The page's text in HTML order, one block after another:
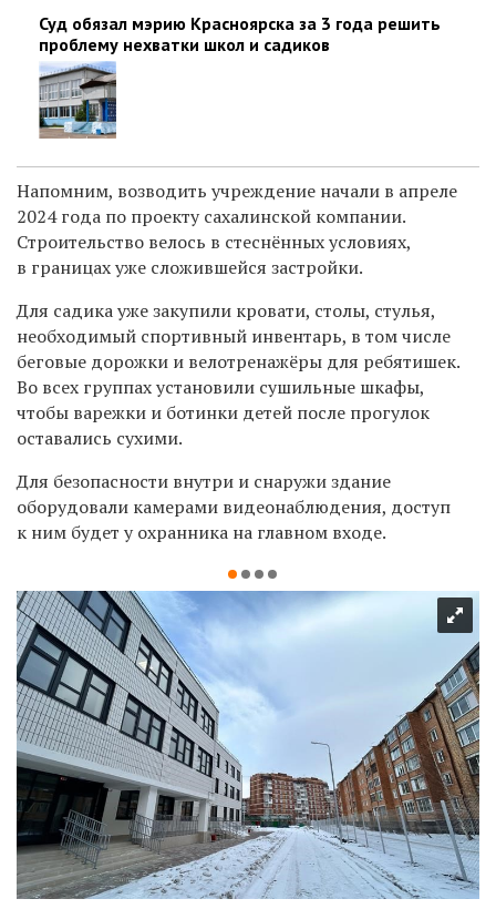
Суд обязал мэрию Красноярска за 3 года решить
проблему нехватки школ и садиков
Напомним, возводить учреждение начали в апреле
2024 года по проекту сахалинской компании.
Строительство велось в стеснённых условиях,
в границах уже сложившейся застройки.
Для садика уже закупили кровати, столы, стулья,
необходимый спортивный инвентарь, в том числе
беговые дорожки и велотренажёры для ребятишек.
Во всех группах установили сушильные шкафы,
чтобы варежки и ботинки детей после прогулок
оставались сухими.
Для безопасности внутри и снаружи здание
оборудовали камерами видеонаблюдения, доступ
к ним будет у охранника на главном входе.